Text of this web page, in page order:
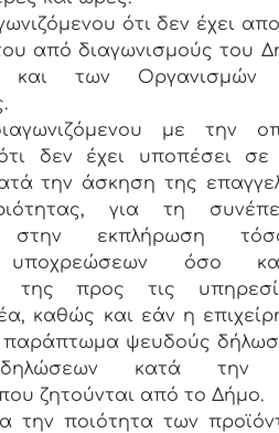
ότι δεν έχει
από διαγωνισμούς του
των Οργανισμών
με την
δεν έχει υποπέσει
την άσκηση της
για τη
στην εκπλήρωση
υποχρεώσεων όσο
της προς τις
καθώς και εάν η
παράπτωμα ψευδούς
δηλώσεων κατά την
ζητούνται από το Δήμο.
την ποιότητα των